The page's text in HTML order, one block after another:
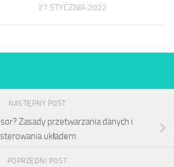
27 STYCZNIA 2022
NASTĘPNY POST
Zasady przetwarzania danych i
sterowania układem
POPRZEDNI POST